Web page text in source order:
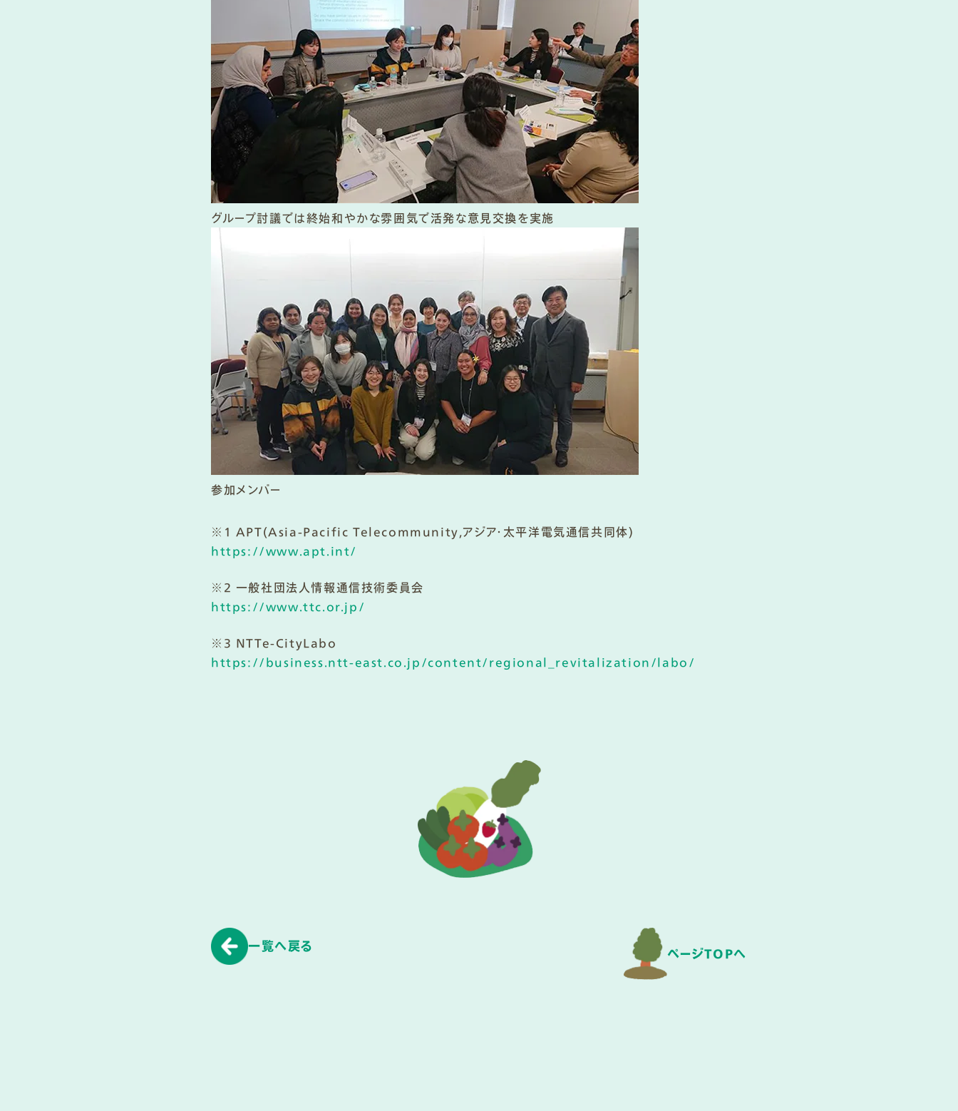
グループ討議では終始和やかな雰囲気で活発な意見交換を実施
参加メンバー
※1 APT(Asia-Pacific Telecommunity,アジア・太平洋電気通信共同体)
https://www.apt.int/
※2 一般社団法人情報通信技術委員会
https://www.ttc.or.jp/
※3 NTTe-CityLabo
https://business.ntt-east.co.jp/content/regional_revitalization/labo/
一覧へ戻る ページTOPへ